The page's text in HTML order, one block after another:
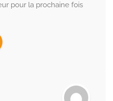
pour la prochaine fois